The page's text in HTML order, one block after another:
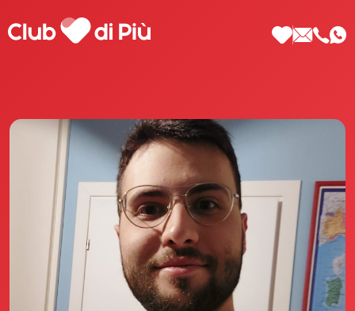
Scopri Club di Più
Le testimonianze Club di Più
La fondatrice Valeria Pilla
Annunci Donne